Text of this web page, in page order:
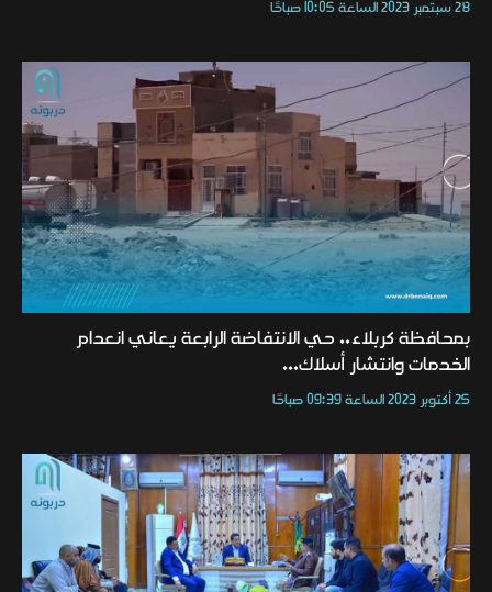
28 سبتمبر 2023 الساعة 10:05 صباحًا
بمحافظة كربلاء.. حي الانتفاضة الرابعة يعاني انعدام
الخدمات وانتشار أسلاك...
25 أكتوبر 2023 الساعة 09:39 صباحًا